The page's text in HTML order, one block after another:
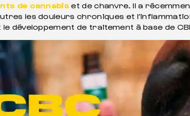
de cannabis et de chanvre. Il a
les douleurs chroniques et
développement de traitement à base de